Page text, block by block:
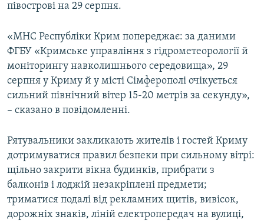
півострові на 29 серпня.
«МНС Республіки Крим попереджає: за даними
ФГБУ «Кримське управління з гідрометеорології й
моніторингу навколишнього середовища», 29
серпня у Криму й у місті Сімферополі очікується
сильний північний вітер 15-20 метрів за секунду»,
– сказано в повідомленні.
Рятувальники закликають жителів і гостей Криму
дотримуватися правил безпеки при сильному вітрі:
щільно закрити вікна будинків, прибрати з
балконів і лоджій незакріплені предмети;
триматися подалі від рекламних щитів, вивісок,
дорожніх знаків, ліній електропередач на вулиці,